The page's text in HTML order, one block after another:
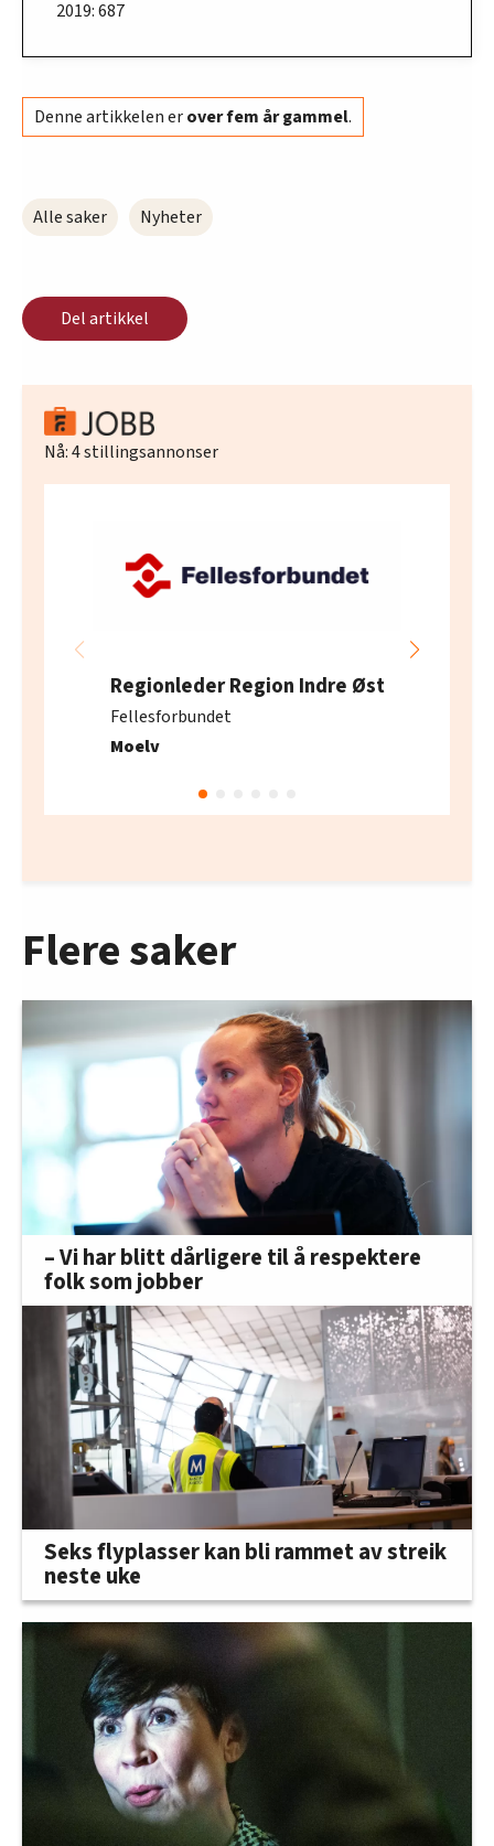
2019: 687
Denne artikkelen erover fem år gammel.
Alle saker Nyheter
Del artikkel
Nå:4stillingsannonser
Regionleder Region Indre Øst
Fellesforbundet
Moelv
Flere saker
– Vi har blitt dårligere til å respektere
folk som jobber
Seks flyplasser kan bli rammet av streik
neste uke